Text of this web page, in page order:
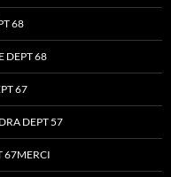
68
DEPT 68
67
DEPT 57
67MERCI